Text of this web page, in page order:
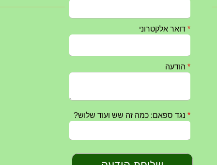
חרבות ברזל – הודעה 1 – 14.10.2023